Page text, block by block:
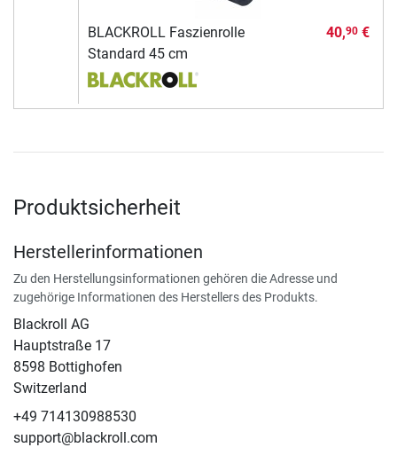
BLACKROLL Faszienrolle
Standard 45 cm
40,90€
Produktsicherheit
Herstellerinformationen
Zu den Herstellungsinformationen gehören die Adresse und
zugehörige Informationen des Herstellers des Produkts.
Blackroll AG
Hauptstraße 17
8598 Bottighofen
Switzerland
+49 714130988530
support@blackroll.com